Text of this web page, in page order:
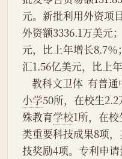
元。新批利用外资项
外资额3336.1万美元
元，比上年增长8.7％
汇1.56亿美元，比上
教科文卫体  有
小学50所，在校生2.2
殊教育学校1所，在
类重要科技成果8项
技奖励4项。专利申